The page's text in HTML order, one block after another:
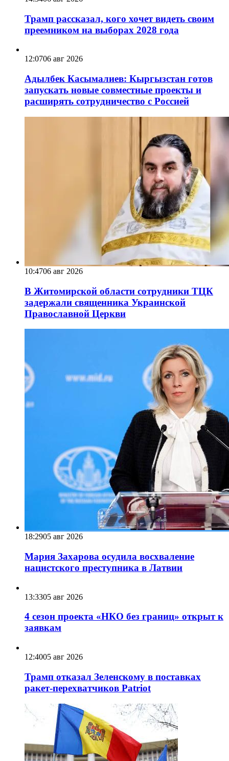
Трамп рассказал, кого хочет видеть своим
преемником на выборах 2028 года
12:0706 авг 2026
Адылбек Касымалиев: Кыргызстан готов
запускать новые совместные проекты и
расширять сотрудничество с Россией
10:4706 авг 2026
В Житомирской области сотрудники ТЦК
задержали священника Украинской
Православной Церкви
18:2905 авг 2026
Мария Захарова осудила восхваление
нацистского преступника в Латвии
13:3305 авг 2026
4 сезон проекта «НКО без границ» открыт к
заявкам
12:4005 авг 2026
Трамп отказал Зеленскому в поставках
ракет-перехватчиков Patriot